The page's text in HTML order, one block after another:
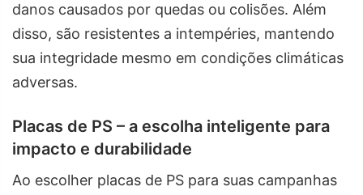
danos causados por quedas ou colisões. Além
disso, são resistentes a intempéries, mantendo
sua integridade mesmo em condições climáticas
adversas.
Placas de PS – a escolha inteligente para
impacto e durabilidade
Ao escolher placas de PS para suas campanhas